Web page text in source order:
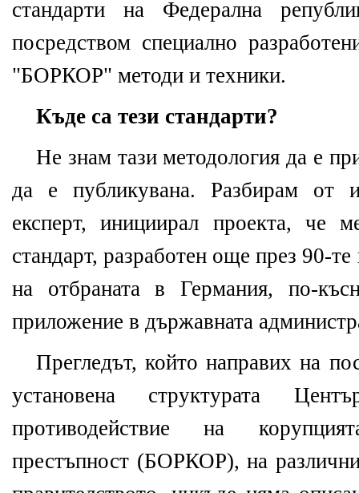
стандарти на Федерална
посредством специално
"БОРКОР" методи и техники.
Къде са тези стандарти?
Не знам тази методология да е
да е публикувана. Разбирам от
експерт, инициирал проекта, че
стандарт, разработен още през 90-
на отбраната в Германия, по-
приложение в държавната
Прегледът, който направих на
установена структурата
противодействие на
престъпност (БОРКОР), на